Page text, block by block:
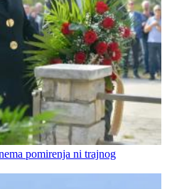
pomirenja ni trajnog